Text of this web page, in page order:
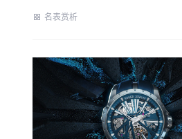
名表赏析